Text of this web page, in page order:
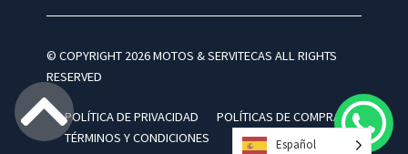
© COPYRIGHT 2026 MOTOS & SERVITECAS ALL RIGHTS
RESERVED
POLÍTICA DE PRIVACIDAD
POLÍTICAS DE COMPRA
TÉRMINOS Y CONDICIONES
Español